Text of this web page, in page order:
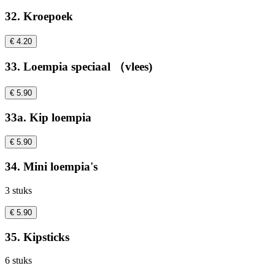
32. Kroepoek
€ 4.20
33. Loempia speciaal （vlees)
€ 5.90
33a. Kip loempia
€ 5.90
34. Mini loempia's
3 stuks
€ 5.90
35. Kipsticks
6 stuks